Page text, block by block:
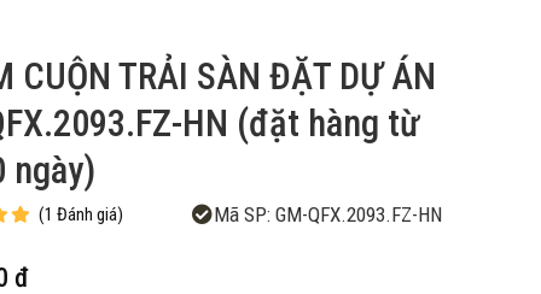
CUỘN TRẢI SÀN ĐẶT DỰ ÁN
HN (đặt hàng từ
ngày)
(1 Đánh giá) Mã SP: GM-QFX.2093.FZ-HN
đ